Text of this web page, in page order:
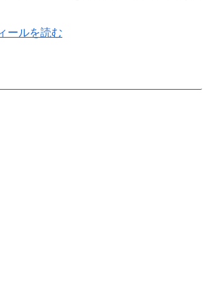
ールを読む